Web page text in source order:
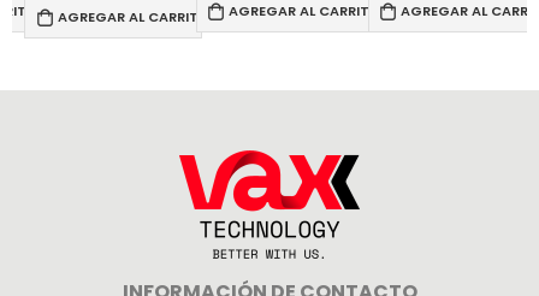
AGREGAR AL CARRITO AGREGAR AL CARRITO AGREGAR AL